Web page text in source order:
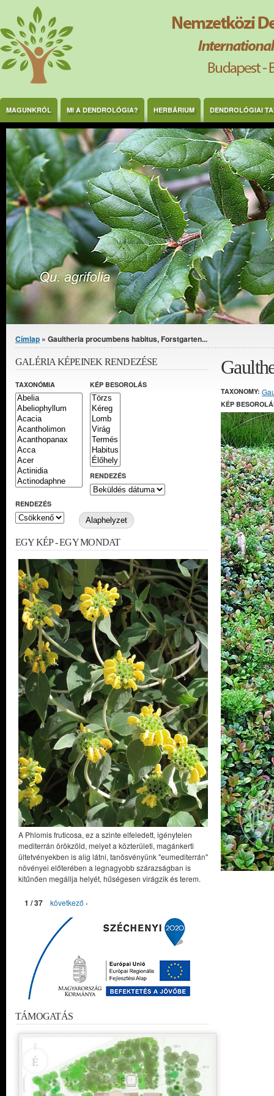
Ugrás a tartalomra
MAGUNKRÓL MI A DENDROLÓGIA? HERBÁRIUM DENDROLÓGIAI
Jelenlegi hely
Címlap » Gaultheria procumbens habitus, Forstgarten...
TAXONOMY:
KÉP
GALÉRIA KÉPEINEK RENDEZÉSE
TAXONÓMIA KÉP BESOROLÁS
RENDEZÉS
RENDEZÉS
EGY KÉP - EGY MONDAT
A Phlomis fruticosa, ez a szinte elfeledett, igénytelen
mediterrán örökzöld, melyet a közterületi, magánkerti
ültetvényekben is alig látni, tanösvényünk "eumediterrán"
növényei előterében a legnagyobb szárazságban is
kitűnően megállja helyét, hűségesen virágzik és terem.
1 / 37 következő ›
TÁMOGATÁS